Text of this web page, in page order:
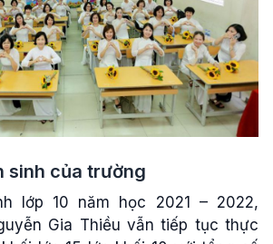
sinh của trường
lớp 10 năm học 2021 – 2022,
Gia Thiều vẫn tiếp tục thực